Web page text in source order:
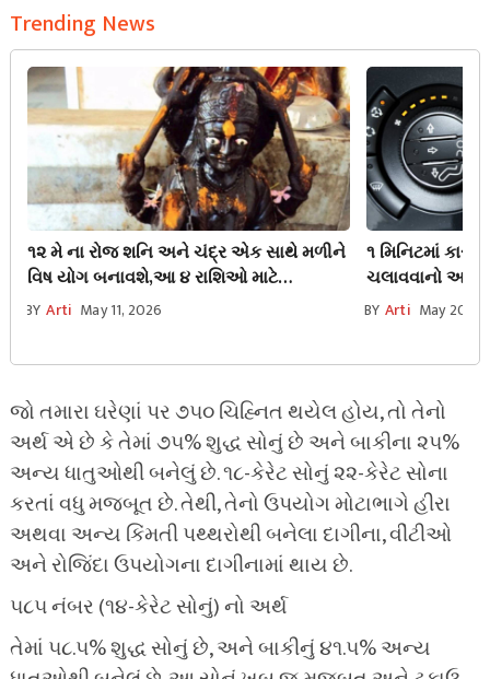
Trending News
૧૨ મે ના રોજ શનિ અને ચંદ્ર એક સાથે મળીને
વિષ યોગ બનાવશે,આ ૪ રાશિઓ માટે
નુકસાનનું કારણ બની શકે છે.
BY Arti May 11, 2026
૧ મિનિટમાં
ચલાવવાનો આ
જણાવે, પેટ્રોલ
BY Arti May 20,
જો તમારા ઘરેણાં પર ૭૫૦ ચિહ્નિત થયેલ હોય, તો તેનો
અર્થ એ છે કે તેમાં ૭૫% શુદ્ધ સોનું છે અને બાકીના ૨૫%
અન્ય ધાતુઓથી બનેલું છે. ૧૮-કેરેટ સોનું ૨૨-કેરેટ સોના
કરતાં વધુ મજબૂત છે. તેથી, તેનો ઉપયોગ મોટાભાગે હીરા
અથવા અન્ય કિંમતી પથ્થરોથી બનેલા દાગીના, વીંટીઓ
અને રોજિંદા ઉપયોગના દાગીનામાં થાય છે.
૫૮૫ નંબર (૧૪-કેરેટ સોનું) નો અર્થ
તેમાં ૫૮.૫% શુદ્ધ સોનું છે, અને બાકીનું ૪૧.૫% અન્ય